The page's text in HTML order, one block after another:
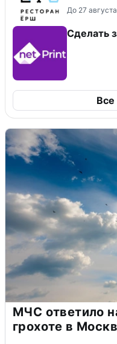
До 27
Сделать
МЧС ответило
грохоте в